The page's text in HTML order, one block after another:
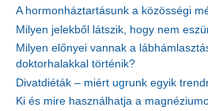
A hormonháztartásunk a közösségi
Milyen jelekből látszik, hogy nem
Milyen előnyei vannak a
doktorhalakkal történik?
Divatdiéták – miért ugrunk egyik
Ki és mire használhatja a